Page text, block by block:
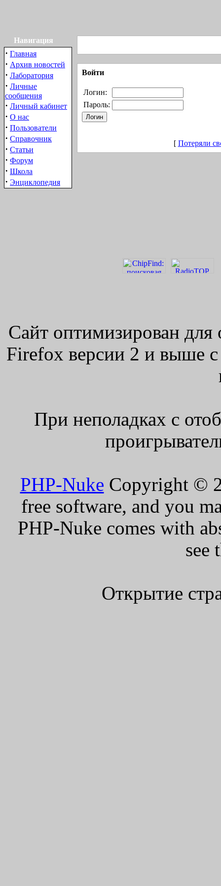
Навигация
· Главная
· Архив новостей
· Лаборатория
· Личные
сообщения
· Личный кабинет
· О нас
· Пользователи
· Справочник
· Статьи
· Форум
· Школа
· Энциклопедия
Войти
Логин:
Пароль:
[ Потеряли
Сайт оптимизирован для
Firefox версии 2 и выше
При неполадках с
PHP-Nuke Copyright ©
free software, and you
PHP-Nuke comes with
see
Открытие